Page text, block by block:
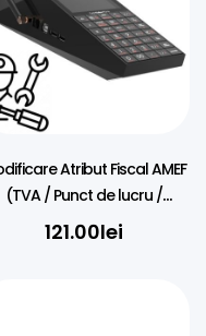
Atribut Fiscal AMEF
(TVA / Punct de lucru /
Denumire)
121.00lei